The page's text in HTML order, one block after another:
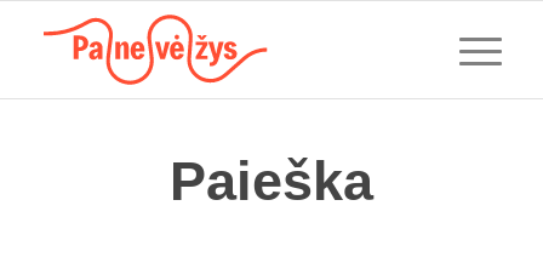
Paieška